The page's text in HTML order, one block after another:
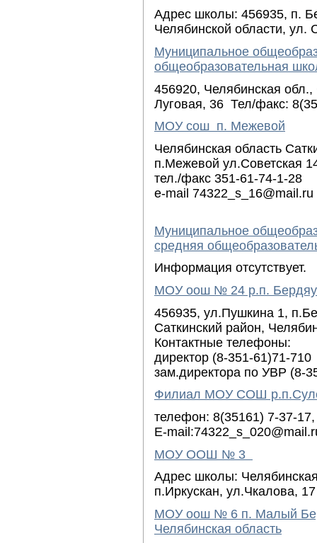
Адрес школы: 456935, п.
Челябинской области, ул.
Муниципальное
общеобразовательная
456920, Челябинская
Луговая, 36 Тел/факс:
МОУ сош п. Межевой
Челябинская область
п.Межевой ул.Советская
тел./факс 351-61-74-1-28
e-mail 74322_s_16@mail.ru
Муниципальное
средняя
Информация отсутствует.
МОУ оош № 24 р.п.
456935, ул.Пушкина 1,
Саткинский район,
Контактные телефоны:
директор (8-351-61)71-710
зам.директора по УВР (8-
Филиал МОУ СОШ
телефон: 8(35161) 7-37-17,
E-
МОУ ООШ № 3
Адрес школы:
п.Иркускан, ул.Чкалова,
МОУ оош № 6 п. Малый
Челябинская область